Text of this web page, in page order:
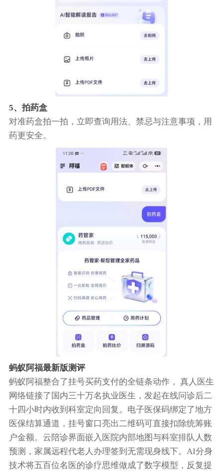
5、拍药盒
对准药盒拍一拍，立即查询用法、禁忌与注意事项，用
药更安全。
蚂蚁阿福最新版测评
蚂蚁阿福整合了挂号买药支付的全链条动作， 真人医生
网络链接了国内三十万名执业医生，发起在线问诊后二
十四小时内收到科室定向回复。电子医保码绑定了地方
医保结算通道，挂号窗口亮出二维码可直接扣除统筹账
户金额。云陪诊界面嵌入医院内部地图与科室排队人数
预测，家属远程代老人办理签到无需现身线下。AI分身
技术将五百位名医的诊疗思维做成了数字模型，反复提